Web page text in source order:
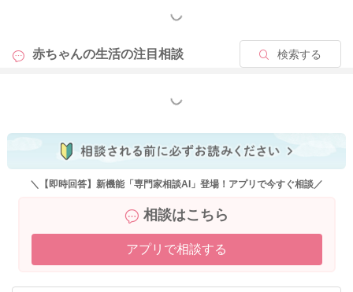
もっと見る
赤ちゃんの生活の注目相談 検索する
もっと見る
＼【即時回答】新機能「専門家相談AI」登場！アプリで今すぐ相談／
相談はこちら
アプリで相談する